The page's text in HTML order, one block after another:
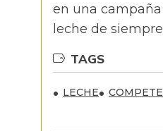
en una
leche de
TAGS
LECHE